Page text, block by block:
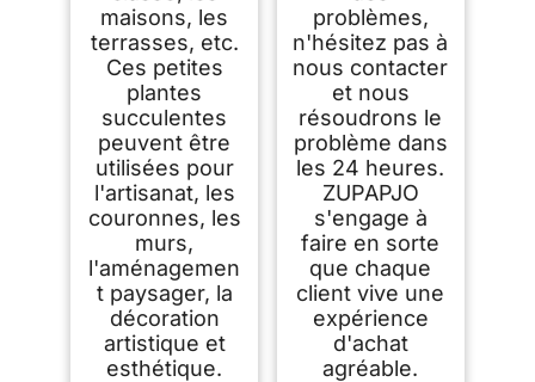
maisons, les
terrasses, etc.
Ces petites
plantes
succulentes
peuvent être
utilisées pour
l'artisanat, les
couronnes, les
murs,
l'aménagemen
t paysager, la
décoration
artistique et
esthétique.
problèmes,
n'hésitez pas à
nous contacter
et nous
résoudrons le
problème dans
les 24 heures.
ZUPAPJO
s'engage à
faire en sorte
que chaque
client vive une
expérience
d'achat
agréable.